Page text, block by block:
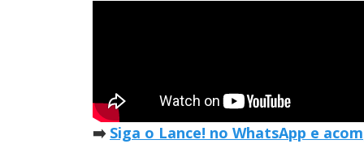
➡️ Siga o Lance! no WhatsApp e